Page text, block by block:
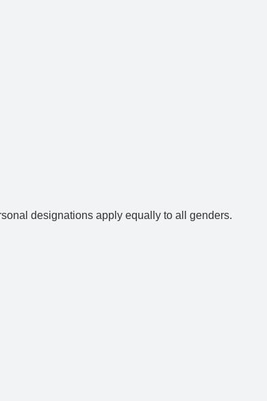
designations apply equally to all genders.